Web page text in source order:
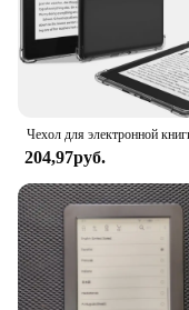
204,97руб.